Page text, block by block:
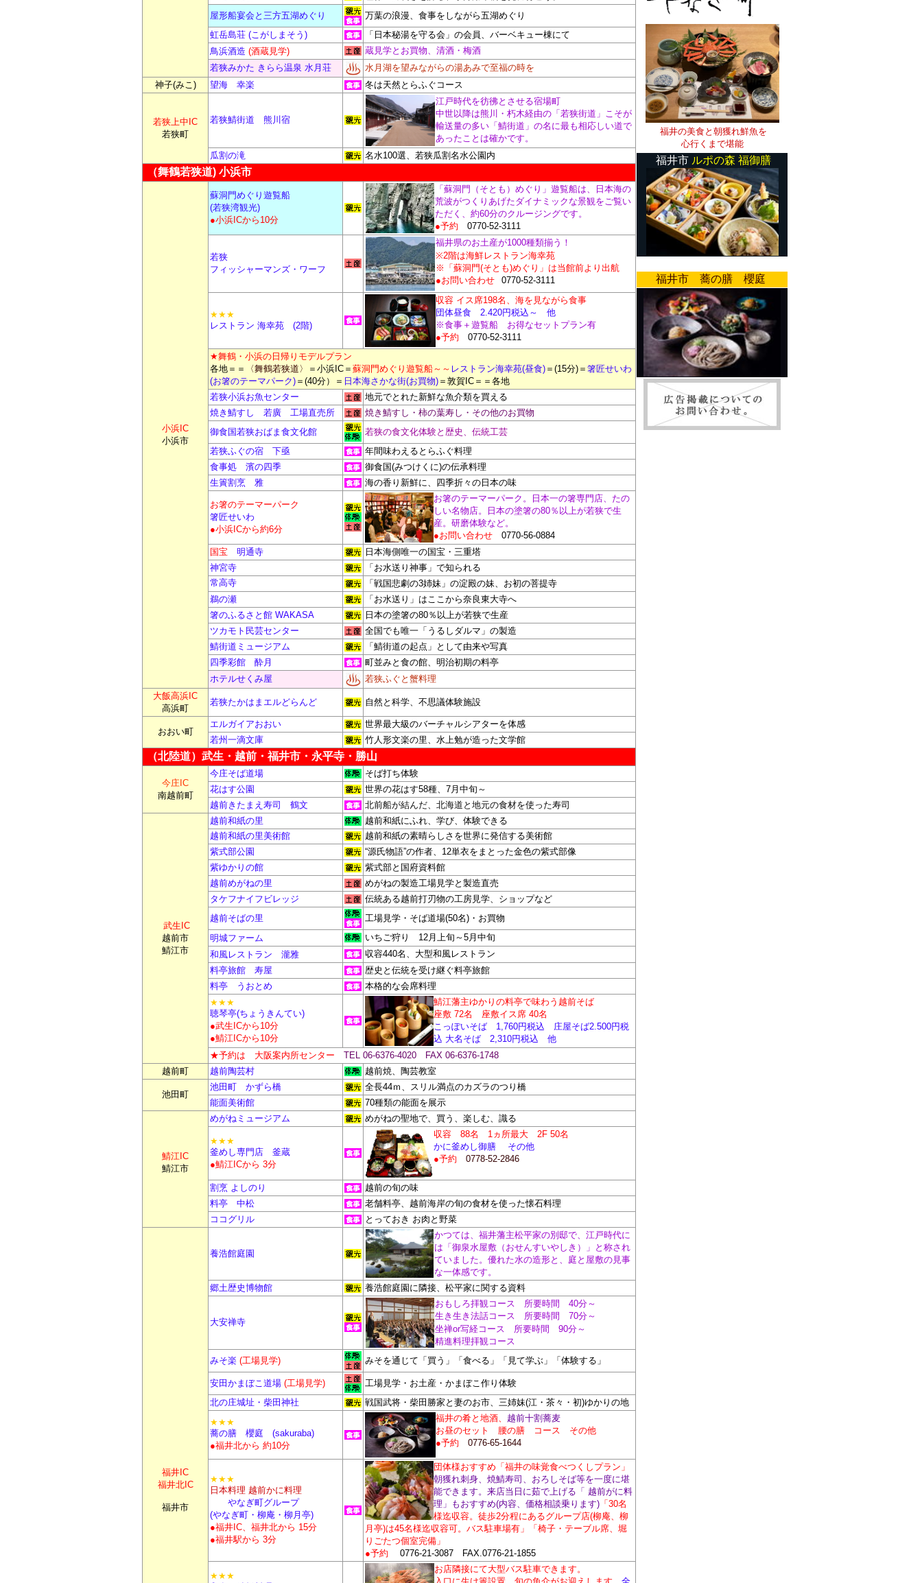
屋形船宴会と三方五湖めぐり
万葉の浪漫、食事をしながら五湖めぐり
虹岳島荘 (こがしまそう)
「日本秘湯を守る会」の会員、バーベキュー棟にて
鳥浜酒造 (酒蔵見学)
蔵見学とお買物、清酒・梅酒
若狭みかた きらら温泉 水月荘
水月湖を望みながらの湯あみで至福の時を
神子(みこ)
望海 幸楽 冬は天然とらふぐコース
若狭上中IC
若狭町
若狭鯖街道 熊川宿
江戸時代を彷彿とさせる宿場町
中世以降は熊川・朽木経由の「若狭街道」こそが
輸送量の多い「鯖街道」の名に最も相応しい道で
あったことは確かです。
瓜割の滝
名水100選、若狭瓜割名水公園内
（舞鶴若狭道) 小浜市
小浜 IC
小浜市
蘇洞門めぐり遊覧船
(若狭湾観光)
●小浜ICから10分
「蘇洞門（そとも）めぐり」遊覧船は、日本海の
荒波がつくりあげたダイナミックな景観をご覧い
ただく、約60分のクルージングです。
●予約 0770-52-3111
若狭
フィッシャーマンズ・ワーフ
福井県のお土産が1000種類揃う！
※2階は海鮮レストラン海幸苑
※「蘇洞門(そとも)めぐり」は当館前より出航
●お問い合わせ
0770-52-3111
★★★
レストラン 海幸苑 (2階)
収容 イス席198名、海を見ながら食事
団体昼食 2.420円税込～ 他
※食事＋遊覧船 お得なセットプラン有
●予約 0770-52-3111
★舞鶴・小浜の日帰りモデルプラン
各地＝ ＝ 〈舞鶴若狭道〉 ＝小浜IC ＝ 蘇洞門めぐり遊覧船～～ レストラン海幸苑(昼食) ＝(15分)＝ 箸匠せいわ
(お箸のテーマパーク) ＝(40分）＝ 日本海さかな街(お買物) ＝敦賀IC＝＝各地
若狭小浜お魚センター
地元でとれた新鮮な魚介類を買える
焼き鯖すし 若廣 工場直売所
焼き鯖すし・柿の葉寿し・その他のお買物
御食国若狭おばま食文化館
若狭の食文化体験と歴史、伝統工芸
若狭ふぐの宿 下亟
年間味わえるとらふぐ料理
食事処 濱の四季
御食国(みつけくに)の伝承料理
生簀割烹 雅
海の香り新鮮に、四季折々の日本の味
お箸のテーマーパーク
箸匠せいわ
●小浜ICから約6分
お箸のテーマーパーク。日本一の箸専門店、たの
しい名物店。日本の塗箸の80％以上が若狭で生
産。研磨体験など。
●お問い合わせ 0770-56-0884
国宝 明通寺
日本海側唯一の国宝・三重塔
神宮寺
「お水送り神事」で知られる
常高寺
「戦国悲劇の3姉妹」の淀殿の妹、お初の菩提寺
鵜の瀬
「お水送り」はここから奈良東大寺へ
箸のふるさと館 WAKASA
日本の塗箸の80％以上が若狭で生産
ツカモト民芸センター
全国でも唯一「うるしダルマ」の製造
鯖街道ミュージアム
「鯖街道の起点」として由来や写真
四季彩館 酔月
町並みと食の館、明治初期の料亭
ホテルせくみ屋
若狭ふぐと蟹料理
大飯高浜IC
高浜町
若狭たかはまエルどらんど 自然と科学、不思議体験施設
おおい町
エルガイアおおい
世界最大級のバーチャルシアターを体感
若州一滴文庫
竹人形文楽の里、水上勉が造った文学館
（北陸道）武生・越前・福井市・永平寺・勝山
今庄IC
南越前町
今庄そば道場
そば打ち体験
花はす公園
世界の花はす58種、7月中旬～
越前きたまえ寿司 鶴文
北前船が結んだ、北海道と地元の食材を使った寿司
武生IC
越前市
鯖江市
越前和紙の里
越前和紙にふれ、学び、体験できる
越前和紙の里美術館
越前和紙の素晴らしさを世界に発信する美術館
紫式部公園
“源氏物語”の作者、12単衣をまとった金色の紫式部像
紫ゆかりの館
紫式部と国府資料館
越前めがねの里
めがねの製造工場見学と製造直売
タケフナイフビレッジ
伝統ある越前打刃物の工房見学、ショップなど
越前そばの里
工場見学・そば道場(50名)・お買物
明城ファーム
いちご狩り 12月上旬～5月中旬
和風レストラン 瀧雅
収容440名、大型和風レストラン
料亭旅館 寿屋
歴史と伝統を受け継ぐ料亭旅館
料亭 うおとめ
本格的な会席料理
★★★
聴琴亭(ちょうきんてい)
●武生ICから10分
●鯖江ICから10分
鯖江藩主ゆかりの料亭で味わう越前そば
座敷 72名 座敷イス席 40名
こっぽいそば 1,760円税込 庄屋そば2.500円税
込 大名そば 2,310円税込 他
★予約は
大阪案内所センター TEL 06-6376-4020 FAX 06-6376-1748
越前町
越前陶芸村 越前焼、陶芸教室
池田町
池田町 かずら橋
全長44ｍ、スリル満点のカズラのつり橋
能面美術館
70種類の能面を展示
鯖江IC
鯖江市
めがねミュージアム めがねの聖地で、買う、楽しむ、識る
★★★
釜めし専門店 釜蔵
●鯖江ICから 3分
収容 88名 1ヵ所最大 2F 50名
かに釜めし御膳 その他
●予約 0778-52-2846
割烹 よしのり
越前の旬の味
料亭 中松
老舗料亭、越前海岸の旬の食材を使った懐石料理
ココグリル
とっておき お肉と野菜
福井IC
福井北IC
福井市
養浩館庭園
かつては、福井藩主松平家の別邸で、江戸時代に
は「御泉水屋敷（おせんすいやしき）」と称され
ていました。優れた水の造形と、庭と屋敷の見事
な一体感です。
郷土歴史博物館
養浩館庭園に隣接、松平家に関する資料
大安禅寺
おもしろ拝観コース 所要時間 40分～
生き生き法話コース 所要時間 70分～
坐禅or写経コース 所要時間 90分～
精進料理拝観コース
みそ楽 (工場見学) みそを通じて「買う」「食べる」「見て学ぶ」「体験する」
安田かまぼこ道場 (工場見学)
工場見学・お土産・かまぼこ作り体験
北の庄城址・柴田神社
戦国武将・柴田勝家と妻のお市、三姉妹(江・茶々・初)ゆかりの地
★★★
蕎の膳 櫻庭 (sakuraba)
●福井北から 約10分
福井の肴と地酒、 越前十割蕎麦
お昼のセット 腰の膳 コース その他
●予約 0776-65-1644
★★★
日本料理 越前かに料理
やなぎ町グループ
(やなぎ町・柳庵・柳月亭)
●福井IC、福井北から 15分
●福井駅から 3分
団体様おすすめ「福井の味覚食べつくしプラン」
朝獲れ刺身、焼鯖寿司、おろしそば等を一度に堪
能できます。来店当日に茹で上げる「 越前がに料
理」もおすすめ(内容、価格相談乗ります) 「30名
様迄収容。徒歩2分程にあるグループ店(柳庵、柳
月亭)は45名様迄収容可。バス駐車場有」「椅子・テーブル席、堀
りごたつ個室完備」
●予約 0776-21-3087 FAX.0776-21-1855
★★★
お店隣接にて大型バス駐車できます。
福井の美食と朝獲れ鮮魚を
心行くまで堪能
福井市 ルポの森 福御膳
福井市 蕎の膳 櫻庭